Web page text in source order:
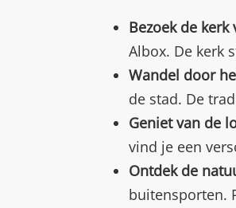
Bezoek de kerk
Albox. De kerk
Wandel door
de stad. De
Geniet van de
vind je een
Ontdek de
buitensporten.